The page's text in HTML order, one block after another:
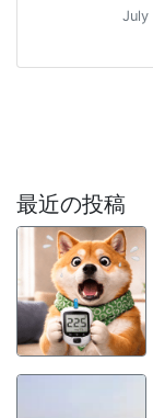
July
最近の投稿